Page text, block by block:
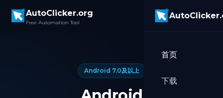
AutoClicker.org
Free Automation Tool
首页
下载
Android 7.0及以上